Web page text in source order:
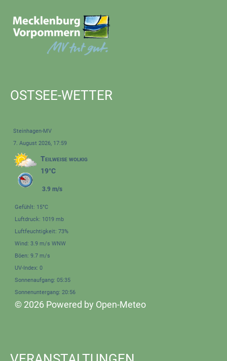
OSTSEE-WETTER
Steinhagen-MV
7. August 2026, 17:59
Teilweise wolkig
19°C
3.9 m/s
Gefühlt: 15°C
Luftdruck: 1019 mb
Luftfeuchtigkeit: 73%
Wind: 3.9 m/s WNW
Böen: 9.7 m/s
UV-Index: 0
Sonnenaufgang: 05:35
Sonnenuntergang: 20:56
© 2026 Powered by Open-Meteo